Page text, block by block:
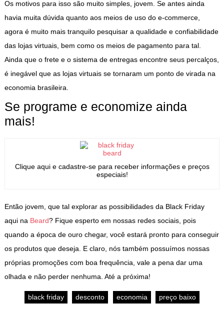
Os motivos para isso são muito simples, jovem. Se antes ainda
havia muita dúvida quanto aos meios de uso do e-commerce,
agora é muito mais tranquilo pesquisar a qualidade e confiabilidade
das lojas virtuais, bem como os meios de pagamento para tal.
Ainda que o frete e o sistema de entregas encontre seus percalços,
é inegável que as lojas virtuais se tornaram um ponto de virada na
economia brasileira.
Se programe e economize ainda
mais!
Clique aqui e cadastre-se para receber informações e preços
especiais!
Então jovem, que tal explorar as possibilidades da Black Friday
aqui na Beard? Fique esperto em nossas redes sociais, pois
quando a época de ouro chegar, você estará pronto para conseguir
os produtos que deseja. E claro, nós também possuímos nossas
próprias promoções com boa frequência, vale a pena dar uma
olhada e não perder nenhuma. Até a próxima!
black friday desconto economia preço baixo